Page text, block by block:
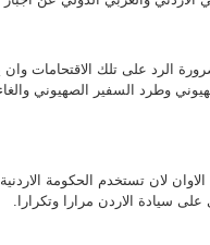
الرد على تلك الاقتحامات وان
وطرد السفير الصهيوني
لان تستخدم الحكومة
على سيادة الاردن مرارا وتكرارا.